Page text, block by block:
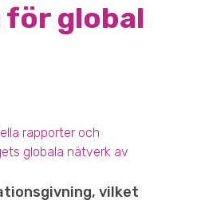
för global
rapporter och
globala nätverk av
vilket